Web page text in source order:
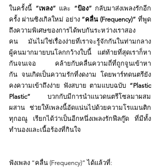
ในครั้งนี้ “เพลง” และ “ป้อง” กลับมาส่งเพลงรักอีก
ครั้ง ผ่านซิงเกิลใหม่ อย่าง “คลื่น (Frequency)” ที่พูด
ถึงความพิเศษของการได้พบกันระหว่างเราสอง
คน มันไม่ใช่เรื่องง่ายที่เราจะรู้จักกันในท่ามกลาง
ผู้คนมากมายบนโลกกว้างใบนี้ แต่ท้ายที่สุดเราก็หา
กันจนเจอ คล้ายกับคลื่นความถี่ที่ถูกจูนเข้าหา
กัน จนเกิดเป็นความรักที่งดงาม โดยพาร์ทดนตรียัง
คงความเข้าถึงง่าย ฟังสบาย ตามแบบฉบับ “Plastic
Plastic” บวกกับมีการนำแนวดนตรีโซลมาผสม
ผสาน ช่วยให้เพลงนี้อัดแน่นไปด้วยความโรแมนติก
ทุกอณู เรียกได้ว่าเป็นอีกหนึ่งเพลงรักฟีลกู๊ด ที่มีทั้ง
ทำนองและเนื้อร้องที่กินใจ
ฟังเพลง “คลื่น (Frequency)” ได้แล้วที่: